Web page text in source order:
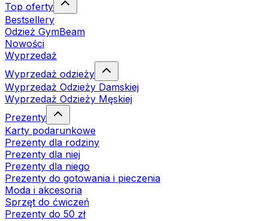
Top oferty
Bestsellery
Odzież GymBeam
Nowości
Wyprzedaż
Wyprzedaż odzieży
Wyprzedaż Odzieży Damskiej
Wyprzedaż Odzieży Męskiej
Prezenty
Karty podarunkowe
Prezenty dla rodziny
Prezenty dla niej
Prezenty dla niego
Prezenty do gotowania i pieczenia
Moda i akcesoria
Sprzęt do ćwiczeń
Prezenty do 50 zł